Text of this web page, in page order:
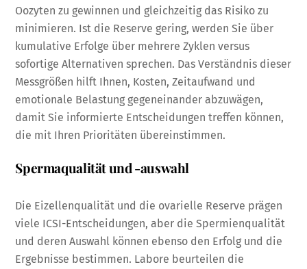
Oozyten zu gewinnen und gleichzeitig das Risiko zu
minimieren. Ist die Reserve gering, werden Sie über
kumulative Erfolge über mehrere Zyklen versus
sofortige Alternativen sprechen. Das Verständnis dieser
Messgrößen hilft Ihnen, Kosten, Zeitaufwand und
emotionale Belastung gegeneinander abzuwägen,
damit Sie informierte Entscheidungen treffen können,
die mit Ihren Prioritäten übereinstimmen.
Spermaqualität und -auswahl
Die Eizellenqualität und die ovarielle Reserve prägen
viele ICSI-Entscheidungen, aber die Spermienqualität
und deren Auswahl können ebenso den Erfolg und die
Ergebnisse bestimmen. Labore beurteilen die